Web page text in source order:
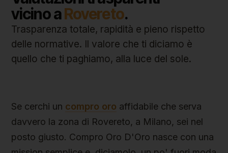
vicino aRovereto.
Trasparenza totale, rapidità e pieno rispetto
delle normative. Il valore che ti diciamo è
quello che ti paghiamo, alla luce del sole.
Se cerchi un compro oro affidabile che serva
davvero la zona di Rovereto, a Milano, sei nel
posto giusto. Compro Oro D'Oro nasce con una